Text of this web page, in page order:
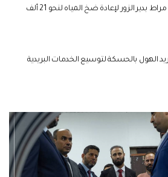
تأهيل محطة مياه مراط بدير الزور لإعادة ضخ المياه لنحو 21 ألف
الهول بالحسكة لتوسيع الخدمات البريدية